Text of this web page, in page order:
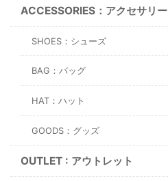
ACCESSORIES：アクセサリー
SHOES：シューズ
BAG：バッグ
HAT：ハット
GOODS：グッズ
OUTLET : アウトレット